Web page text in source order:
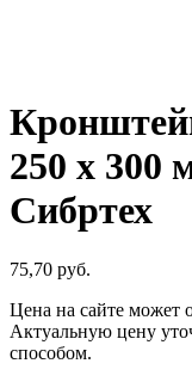
250 х 300
Сибртех
75,70 руб.
Цена на сайте может
Актуальную цену
способом.